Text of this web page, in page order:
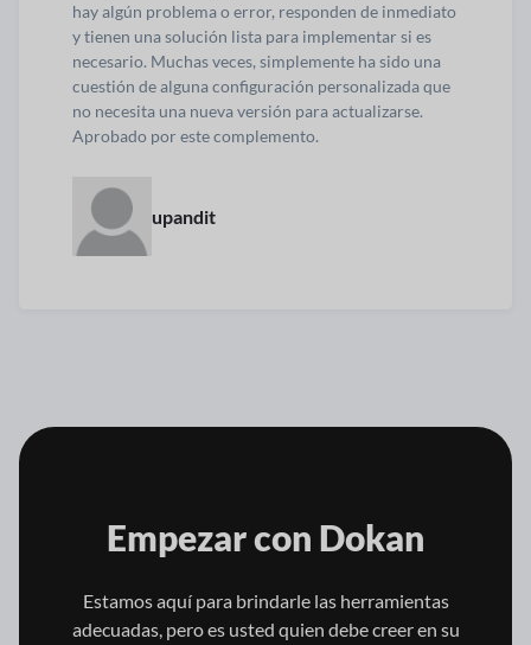
hay algún problema o error, responden de inmediato
y tienen una solución lista para implementar si es
necesario. Muchas veces, simplemente ha sido una
cuestión de alguna configuración personalizada que
no necesita una nueva versión para actualizarse.
Aprobado por este complemento.
upandit
Empezar con Dokan
Estamos aquí para brindarle las herramientas
adecuadas, pero es usted quien debe creer en su